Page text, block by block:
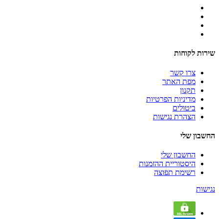
שירות לקוחות
צרו קשר
מפת האתר
תקנון
מדיניות הפרטיות
ביטולים
הצהרת נגישות
החשבון שלי
החשבון שלי
היסטוריית ההזמנות
רשימת תפוצה
נגישות